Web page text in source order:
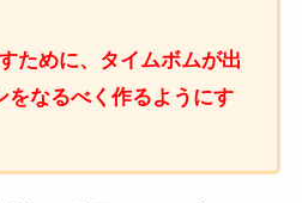
ために、タイムボムが出
をなるべく作るようにす